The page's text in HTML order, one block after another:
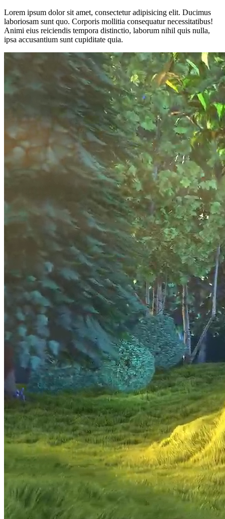
Lorem ipsum dolor sit amet, consectetur adipisicing elit. Ducimus
laboriosam sunt quo. Corporis mollitia consequatur necessitatibus!
Animi eius reiciendis tempora distinctio, laborum nihil quis nulla,
ipsa accusantium sunt cupiditate quia.